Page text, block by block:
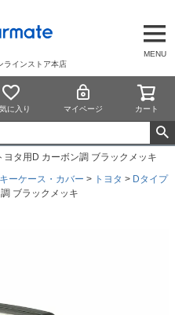
MENU
ラインストア本店
に入り マイページ カート
ヨタ用D カーボン調 ブラックメッキ
キーケース・カバー トヨタ
Dタイプ
ブラックメッキ